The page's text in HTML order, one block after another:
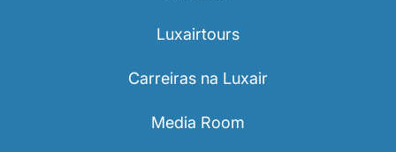
Luxairtours
Carreiras na Luxair
Media Room